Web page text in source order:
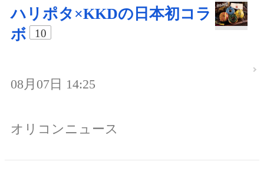
ハリポタ×KKDの日本初コラ
ボ
10
08月07日 14:25
オリコンニュース